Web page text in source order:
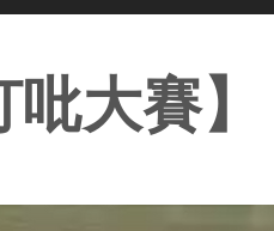
大賽】